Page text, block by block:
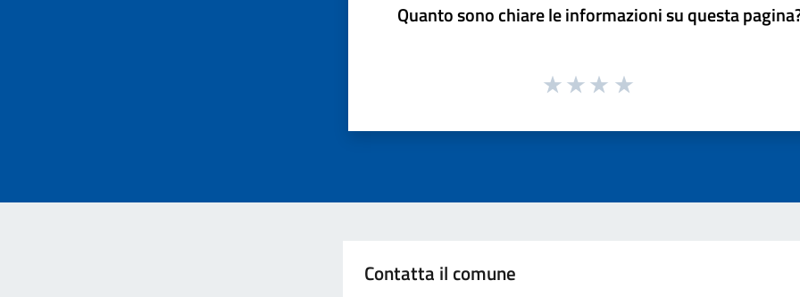
Quanto sono chiare le informazioni su questa
Contatta il comune